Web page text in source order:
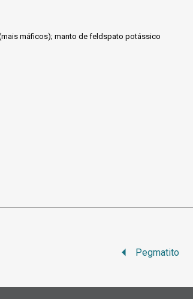
máficos); manto de feldspato potássico
Pegmatito